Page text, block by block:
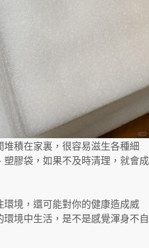
堆積在家裏，很容易滋生各種細
膠袋，如果不及時清理，就會成
境，還可能對你的健康造成威
境中生活，是不是感覺渾身不自